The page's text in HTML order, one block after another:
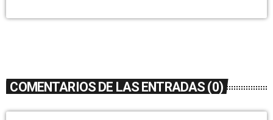
COMENTARIOS DE LAS ENTRADAS (0)